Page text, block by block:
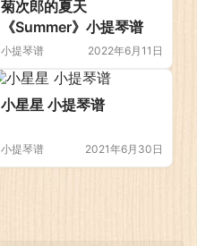
菊次郎的夏天
《Summer》小提琴谱
小提琴谱 2022年6月11日
小星星 小提琴谱
小提琴谱 2021年6月30日